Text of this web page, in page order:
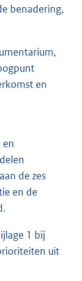
benadering,
en
en
de zes
en de
1 bij
uit